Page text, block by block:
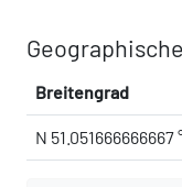
Breitengrad
N 51.051666666667